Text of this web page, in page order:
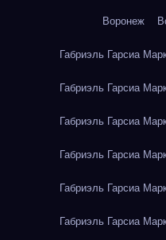
Воронеж
Габриэль Гарсиа
Габриэль Гарсиа
Габриэль Гарсиа
Габриэль Гарсиа
Габриэль Гарсиа
Габриэль Гарсиа